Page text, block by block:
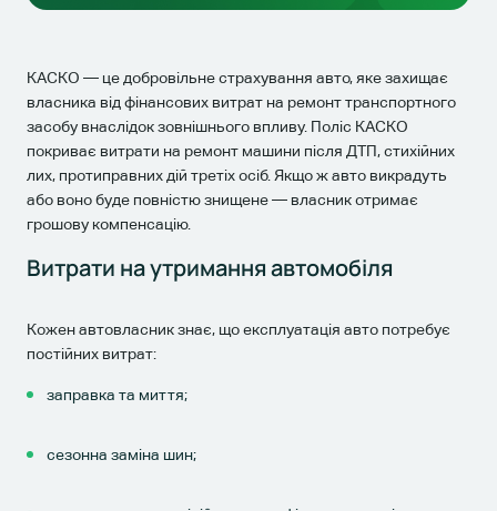
КАСКО — це добровільне страхування авто, яке захищає
власника від фінансових витрат на ремонт транспортного
засобу внаслідок зовнішнього впливу. Поліс КАСКО
покриває витрати на ремонт машини після ДТП, стихійних
лих, протиправних дій третіх осіб. Якщо ж авто викрадуть
або воно буде повністю знищене — власник отримає
грошову компенсацію.
Витрати на утримання автомобіля
Кожен автовласник знає, що експлуатація авто потребує
постійних витрат:
заправка та миття;
сезонна заміна шин;